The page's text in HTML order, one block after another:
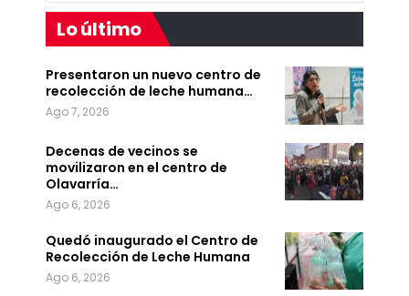
Lo último
Presentaron un nuevo centro de
recolección de leche humana…
Ago 7, 2026
Decenas de vecinos se
movilizaron en el centro de
Olavarría…
Ago 6, 2026
Quedó inaugurado el Centro de
Recolección de Leche Humana
Ago 6, 2026